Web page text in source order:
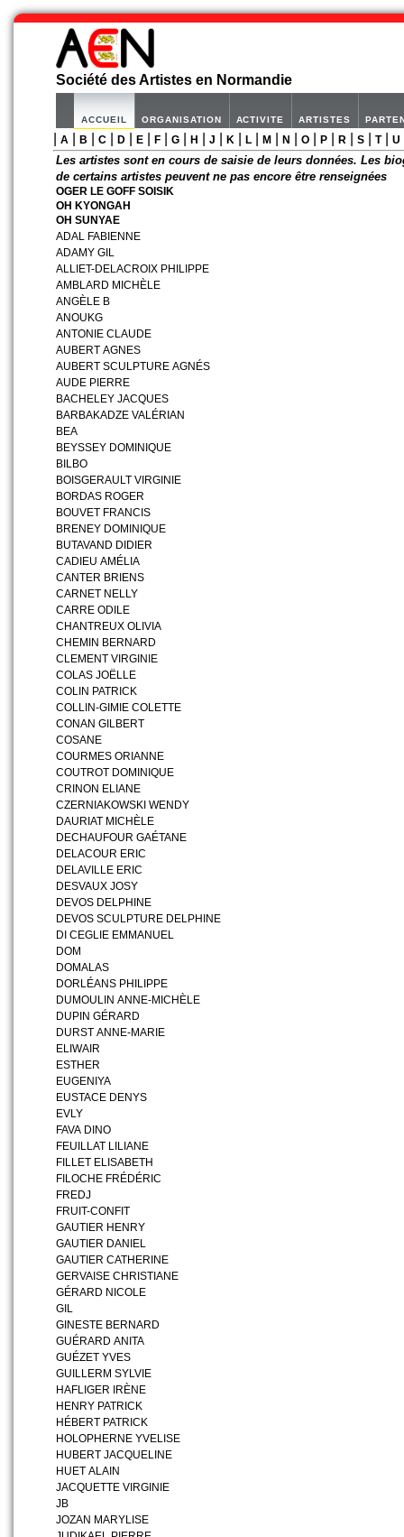
Société des Artistes en Normandie
ACCUEIL ORGANISATION ACTIVITE ARTISTES
A B C| D| E| F| G| H J K L| M| N O| P| R S| T| U
Les artistes sont en cours de saisie de leurs données. Les
de certains artistes peuvent ne pas encore être renseignées
OGER LE GOFF SOISIK
OH KYONGAH
OH SUNYAE
ADAL FABIENNE
ADAMY GIL
ALLIET-DELACROIX PHILIPPE
AMBLARD MICHÈLE
ANGÈLE B
ANOUKG
ANTONIE CLAUDE
AUBERT AGNES
AUBERT SCULPTURE AGNÉS
AUDE PIERRE
BACHELEY JACQUES
BARBAKADZE VALÉRIAN
BEA
BEYSSEY DOMINIQUE
BILBO
BOISGERAULT VIRGINIE
BORDAS ROGER
BOUVET FRANCIS
BRENEY DOMINIQUE
BUTAVAND DIDIER
CADIEU AMÉLIA
CANTER BRIENS
CARNET NELLY
CARRE ODILE
CHANTREUX OLIVIA
CHEMIN BERNARD
CLEMENT VIRGINIE
COLAS JOËLLE
COLIN PATRICK
COLLIN-GIMIE COLETTE
CONAN GILBERT
COSANE
COURMES ORIANNE
COUTROT DOMINIQUE
CRINON ELIANE
CZERNIAKOWSKI WENDY
DAURIAT MICHÈLE
DECHAUFOUR GAÉTANE
DELACOUR ERIC
DELAVILLE ERIC
DESVAUX JOSY
DEVOS DELPHINE
DEVOS SCULPTURE DELPHINE
DI CEGLIE EMMANUEL
DOM
DOMALAS
DORLÉANS PHILIPPE
DUMOULIN ANNE-MICHÈLE
DUPIN GÉRARD
DURST ANNE-MARIE
ELIWAIR
ESTHER
EUGENIYA
EUSTACE DENYS
EVLY
FAVA DINO
FEUILLAT LILIANE
FILLET ELISABETH
FILOCHE FRÉDÉRIC
FREDJ
FRUIT-CONFIT
GAUTIER HENRY
GAUTIER DANIEL
GAUTIER CATHERINE
GERVAISE CHRISTIANE
GÉRARD NICOLE
GIL
GINESTE BERNARD
GUÉRARD ANITA
GUÉZET YVES
GUILLERM SYLVIE
HAFLIGER IRÈNE
HENRY PATRICK
HÉBERT PATRICK
HOLOPHERNE YVELISE
HUBERT JACQUELINE
HUET ALAIN
JACQUETTE VIRGINIE
JB
JOZAN MARYLISE